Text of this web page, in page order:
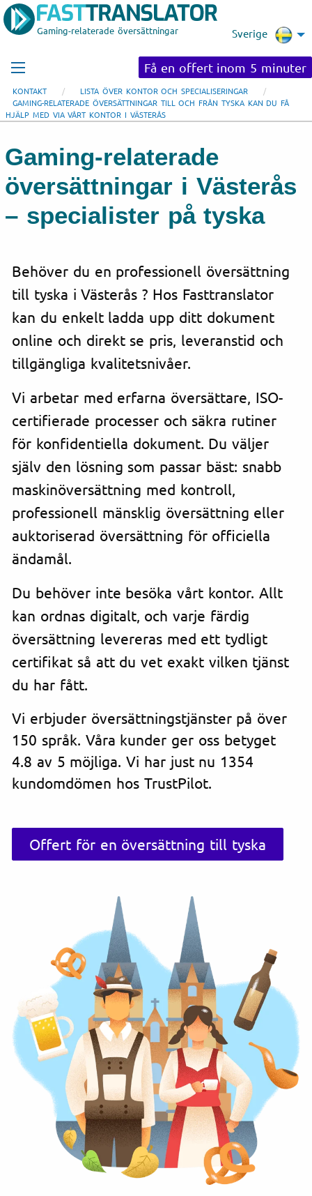
Gaming-relaterade översättningar Sverige
Få en offert inom 5 minuter
KONTAKT
LISTA ÖVER KONTOR OCH SPECIALISERINGAR
GAMING-RELATERADE ÖVERSÄTTNINGAR TILL OCH FRÅN TYSKA KAN DU FÅ
HJÄLP MED VIA VÅRT KONTOR I VÄSTERÅS
Gaming-relaterade
översättningar i Västerås
– specialister på tyska
Behöver du en professionell översättning
till tyska i Västerås ? Hos Fasttranslator
kan du enkelt ladda upp ditt dokument
online och direkt se pris, leveranstid och
tillgängliga kvalitetsnivåer.
Vi arbetar med erfarna översättare, ISO-
certifierade processer och säkra rutiner
för konfidentiella dokument. Du väljer
själv den lösning som passar bäst: snabb
maskinöversättning med kontroll,
professionell mänsklig översättning eller
auktoriserad översättning för officiella
ändamål.
Du behöver inte besöka vårt kontor. Allt
kan ordnas digitalt, och varje färdig
översättning levereras med ett tydligt
certifikat så att du vet exakt vilken tjänst
du har fått.
Vi erbjuder översättningstjänster på över
150 språk. Våra kunder ger oss betyget
4.8 av 5 möjliga. Vi har just nu 1354
kundomdömen hos TrustPilot.
Offert för en översättning till tyska